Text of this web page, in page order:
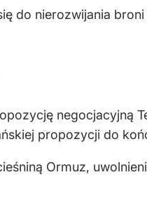
do nierozwijania
negocjacyjną
propozycji do
Ormuz,